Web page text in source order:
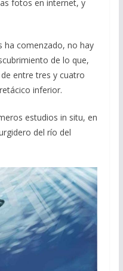
fotos en internet, y
ha comenzado, no hay
de lo que,
entre tres y cuatro
inferior.
estudios in situ, en
del río del